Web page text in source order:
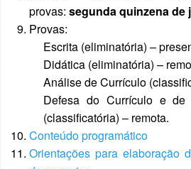
provas: segunda quinzena de
Provas:
Escrita (eliminatória) –
Didática (eliminatória) –
Análise de Currículo
Defesa do Currículo e de
(classificatória) – remota.
Conteúdo programático
Orientações para elaboração